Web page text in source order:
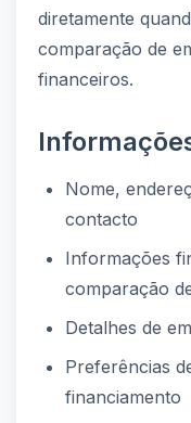
diretamente
comparação de
financeiros.
Nome,
contacto
Informações
comparação
Detalhes de
Preferências
financiamento